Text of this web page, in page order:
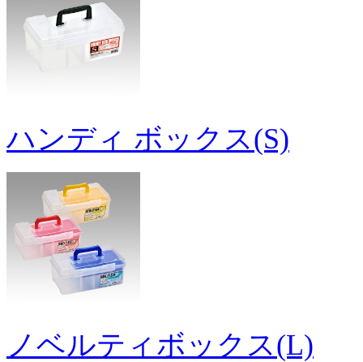
ハンディ ボックス(S)
ノベルティボックス(L)